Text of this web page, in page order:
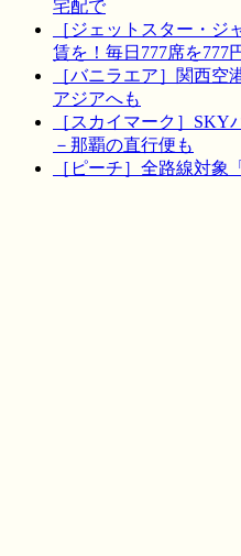
宅配で
［ジェットスター・ジ
賃を！毎日777席を777
［バニラエア］関西
アジアへも
［スカイマーク］SKY
－那覇の直行便も
［ピーチ］全路線対象